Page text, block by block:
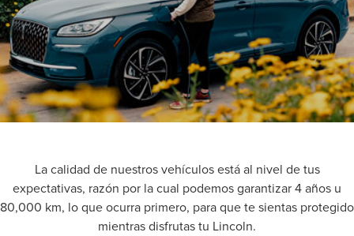
La calidad de nuestros vehículos está al nivel de tus
expectativas, razón por la cual podemos garantizar 4 años u
80,000 km, lo que ocurra primero, para que te sientas protegido
mientras disfrutas tu Lincoln.